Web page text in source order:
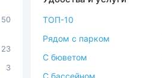
50
23
3
ТОП-10
Рядом с парком
C бюветом
С бассейном